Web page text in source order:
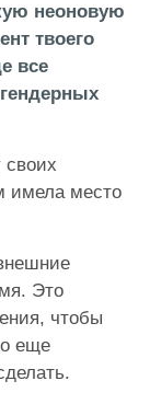
неоновую
твоего
все
имела место
Это
чтобы
еще